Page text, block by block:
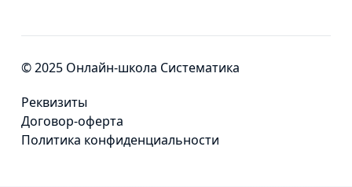
© 2025 Онлайн-школа Систематика
Реквизиты
Договор-оферта
Политика конфиденциальности